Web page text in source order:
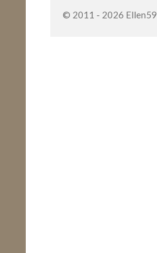
© 2011 - 2026 Ellen59